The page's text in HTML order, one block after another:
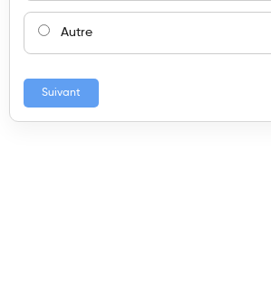
Autre
Suivant